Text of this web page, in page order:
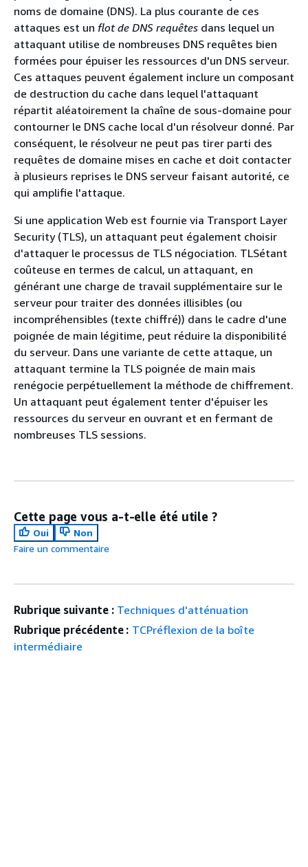
noms de domaine (DNS). La plus courante de ces
attaques est un flot de DNS requêtes dans lequel un
attaquant utilise de nombreuses DNS requêtes bien
formées pour épuiser les ressources d'un DNS serveur.
Ces attaques peuvent également inclure un composant
de destruction du cache dans lequel l'attaquant
répartit aléatoirement la chaîne de sous-domaine pour
contourner le DNS cache local d'un résolveur donné. Par
conséquent, le résolveur ne peut pas tirer parti des
requêtes de domaine mises en cache et doit contacter
à plusieurs reprises le DNS serveur faisant autorité, ce
qui amplifie l'attaque.
Si une application Web est fournie via Transport Layer
Security (TLS), un attaquant peut également choisir
d'attaquer le processus de TLS négociation. TLSétant
coûteuse en termes de calcul, un attaquant, en
générant une charge de travail supplémentaire sur le
serveur pour traiter des données illisibles (ou
incompréhensibles (texte chiffré)) dans le cadre d'une
poignée de main légitime, peut réduire la disponibilité
du serveur. Dans une variante de cette attaque, un
attaquant termine la TLS poignée de main mais
renégocie perpétuellement la méthode de chiffrement.
Un attaquant peut également tenter d'épuiser les
ressources du serveur en ouvrant et en fermant de
nombreuses TLS sessions.
Cette page vous a-t-elle été utile ?
Oui
Non
Faire un commentaire
Rubrique suivante : Techniques d'atténuation
Rubrique précédente : TCPréflexion de la boîte
intermédiaire